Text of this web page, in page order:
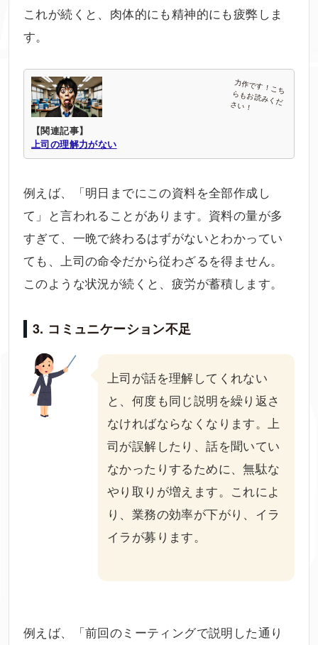
これが続くと、肉体的にも精神的にも疲弊しま
す。
【関連記事】
上司の理解力がない
例えば、「明日までにこの資料を全部作成し
て」と言われることがあります。資料の量が多
すぎて、一晩で終わるはずがないとわかってい
ても、上司の命令だから従わざるを得ません。
このような状況が続くと、疲労が蓄積します。
3. コミュニケーション不足
上司が話を理解してくれない
と、何度も同じ説明を繰り返さ
なければならなくなります。上
司が誤解したり、話を聞いてい
なかったりするために、無駄な
やり取りが増えます。これによ
り、業務の効率が下がり、イラ
イラが募ります。
例えば、「前回のミーティングで説明した通り